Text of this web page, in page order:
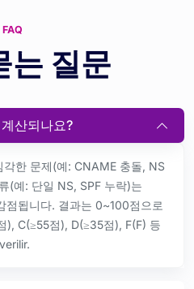
FAQ
는 질문
산되나요?
한 문제(예: CNAME 충돌, NS
(예: 단일 NS, SPF 누락)는
됩니다. 결과는 0~100점으로
), C(≥55점), D(≥35점), F(F) 등